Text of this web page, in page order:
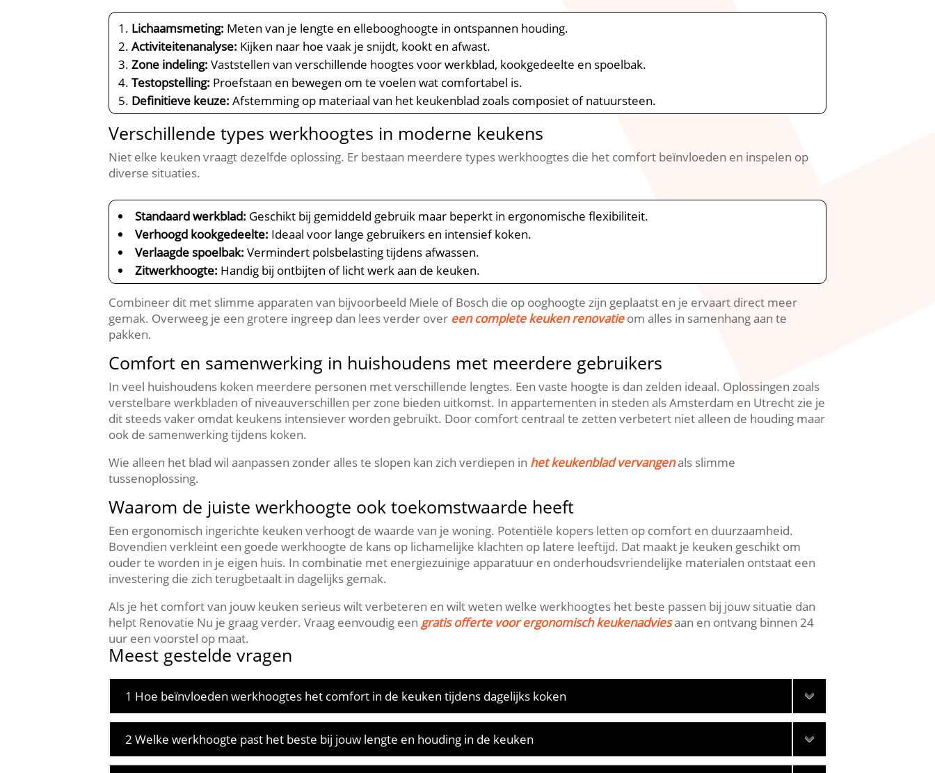
Lichaamsmeting: Meten van je lengte en ellebooghoogte in ontspannen houding.​
Activiteitenanalyse: Kijken naar hoe vaak je snijdt, kookt en afwast.​
Zone indeling: Vaststellen van verschillende hoogtes voor werkblad, kookgedeelte en spoelbak.​
Testopstelling: Proefstaan en bewegen om te voelen wat comfortabel is.​
Definitieve keuze: Afstemming op materiaal van het keukenblad zoals composiet of natuursteen.​
Verschillende types werkhoogtes in moderne keukens
Niet elke keuken vraagt dezelfde oplossing.​ Er bestaan meerdere types werkhoogtes die het comfort beïnvloeden en inspelen op
diverse situaties.​
Standaard werkblad: Geschikt bij gemiddeld gebruik maar beperkt in ergonomische flexibiliteit.​
Verhoogd kookgedeelte: Ideaal voor lange gebruikers en intensief koken.​
Verlaagde spoelbak: Vermindert polsbelasting tijdens afwassen.​
Zitwerkhoogte: Handig bij ontbijten of licht werk aan de keuken.​
Combineer dit met slimme apparaten van bijvoorbeeld Miele of Bosch die op ooghoogte zijn geplaatst en je ervaart direct meer
gemak.​ Overweeg je een grotere ingreep dan lees verder over een complete keuken renovatieom alles in samenhang aan te
pakken.​
Comfort en samenwerking in huishoudens met meerdere gebruikers
In veel huishoudens koken meerdere personen met verschillende lengtes.​ Een vaste hoogte is dan zelden ideaal.​ Oplossingen zoals
verstelbare werkbladen of niveauverschillen per zone bieden uitkomst.​ In appartementen in steden als Amsterdam en Utrecht zie je
dit steeds vaker omdat keukens intensiever worden gebruikt.​ Door comfort centraal te zetten verbetert niet alleen de houding maar
ook de samenwerking tijdens koken.​
Wie alleen het blad wil aanpassen zonder alles te slopen kan zich verdiepen in het keukenblad vervangenals slimme
tussenoplossing.​
Waarom de juiste werkhoogte ook toekomstwaarde heeft
Een ergonomisch ingerichte keuken verhoogt de waarde van je woning.​ Potentiële kopers letten op comfort en duurzaamheid.​
Bovendien verkleint een goede werkhoogte de kans op lichamelijke klachten op latere leeftijd.​ Dat maakt je keuken geschikt om
ouder te worden in je eigen huis.​ In combinatie met energiezuinige apparatuur en onderhoudsvriendelijke materialen ontstaat een
investering die zich terugbetaalt in dagelijks gemak.​
Als je het comfort van jouw keuken serieus wilt verbeteren en wilt weten welke werkhoogtes het beste passen bij jouw situatie dan
helpt Renovatie Nu je graag verder.​ Vraag eenvoudig eengratis offerte voor ergonomisch keukenadviesaan en ontvang binnen 24
uur een voorstel op maat.​
Meest gestelde vragen
1 Hoe beïnvloeden werkhoogtes het comfort in de keuken tijdens dagelijks koken
2 Welke werkhoogte past het beste bij jouw lengte en houding in de keuken